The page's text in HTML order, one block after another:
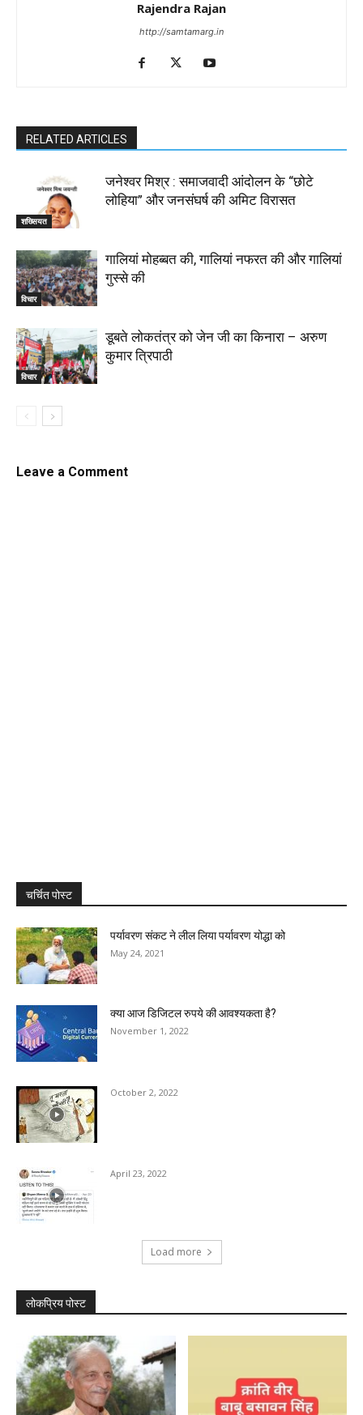
Rajendra Rajan
http://samtamarg.in
RELATED ARTICLES
शख्सियत
जनेश्वर मिश्र : समाजवादी आंदोलन के “छोटे
लोहिया” और जनसंघर्ष की अमिट विरासत
विचार
गालियां मोहब्बत की, गालियां नफरत की और गालियां
गुस्से की
विचार
डूबते लोकतंत्र को जेन जी का किनारा – अरुण
कुमार त्रिपाठी
Leave a Comment
चर्चित पोस्ट
पर्यावरण संकट ने लील लिया पर्यावरण योद्धा को
May 24, 2021
क्या आज डिजिटल रुपये की आवश्यकता है?
November 1, 2022
October 2, 2022
April 23, 2022
Load more
लोकप्रिय पोस्ट